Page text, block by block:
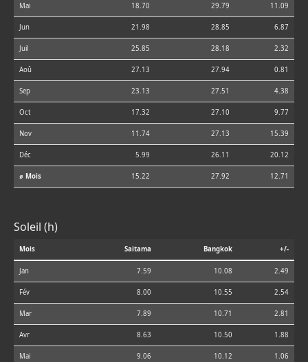
Mai 18.70 29.79 11.09
Jun 21.98 28.85 6.87
Juil 25.85 28.18 2.32
Aoû 27.13 27.94 0.81
Sep 23.13 27.51 4.38
Oct 17.32 27.10 9.77
Nov 11.74 27.13 15.39
Déc 5.99 26.11 20.12
⌀ Mois 15.22 27.92 12.71
Soleil (h)
Mois Saitama Bangkok +/-
Jan 7.59 10.08 2.49
Fév 8.00 10.55 2.54
Mar 7.89 10.71 2.81
Avr 8.63 10.50 1.88
Mai 9.06 10.12 1.06